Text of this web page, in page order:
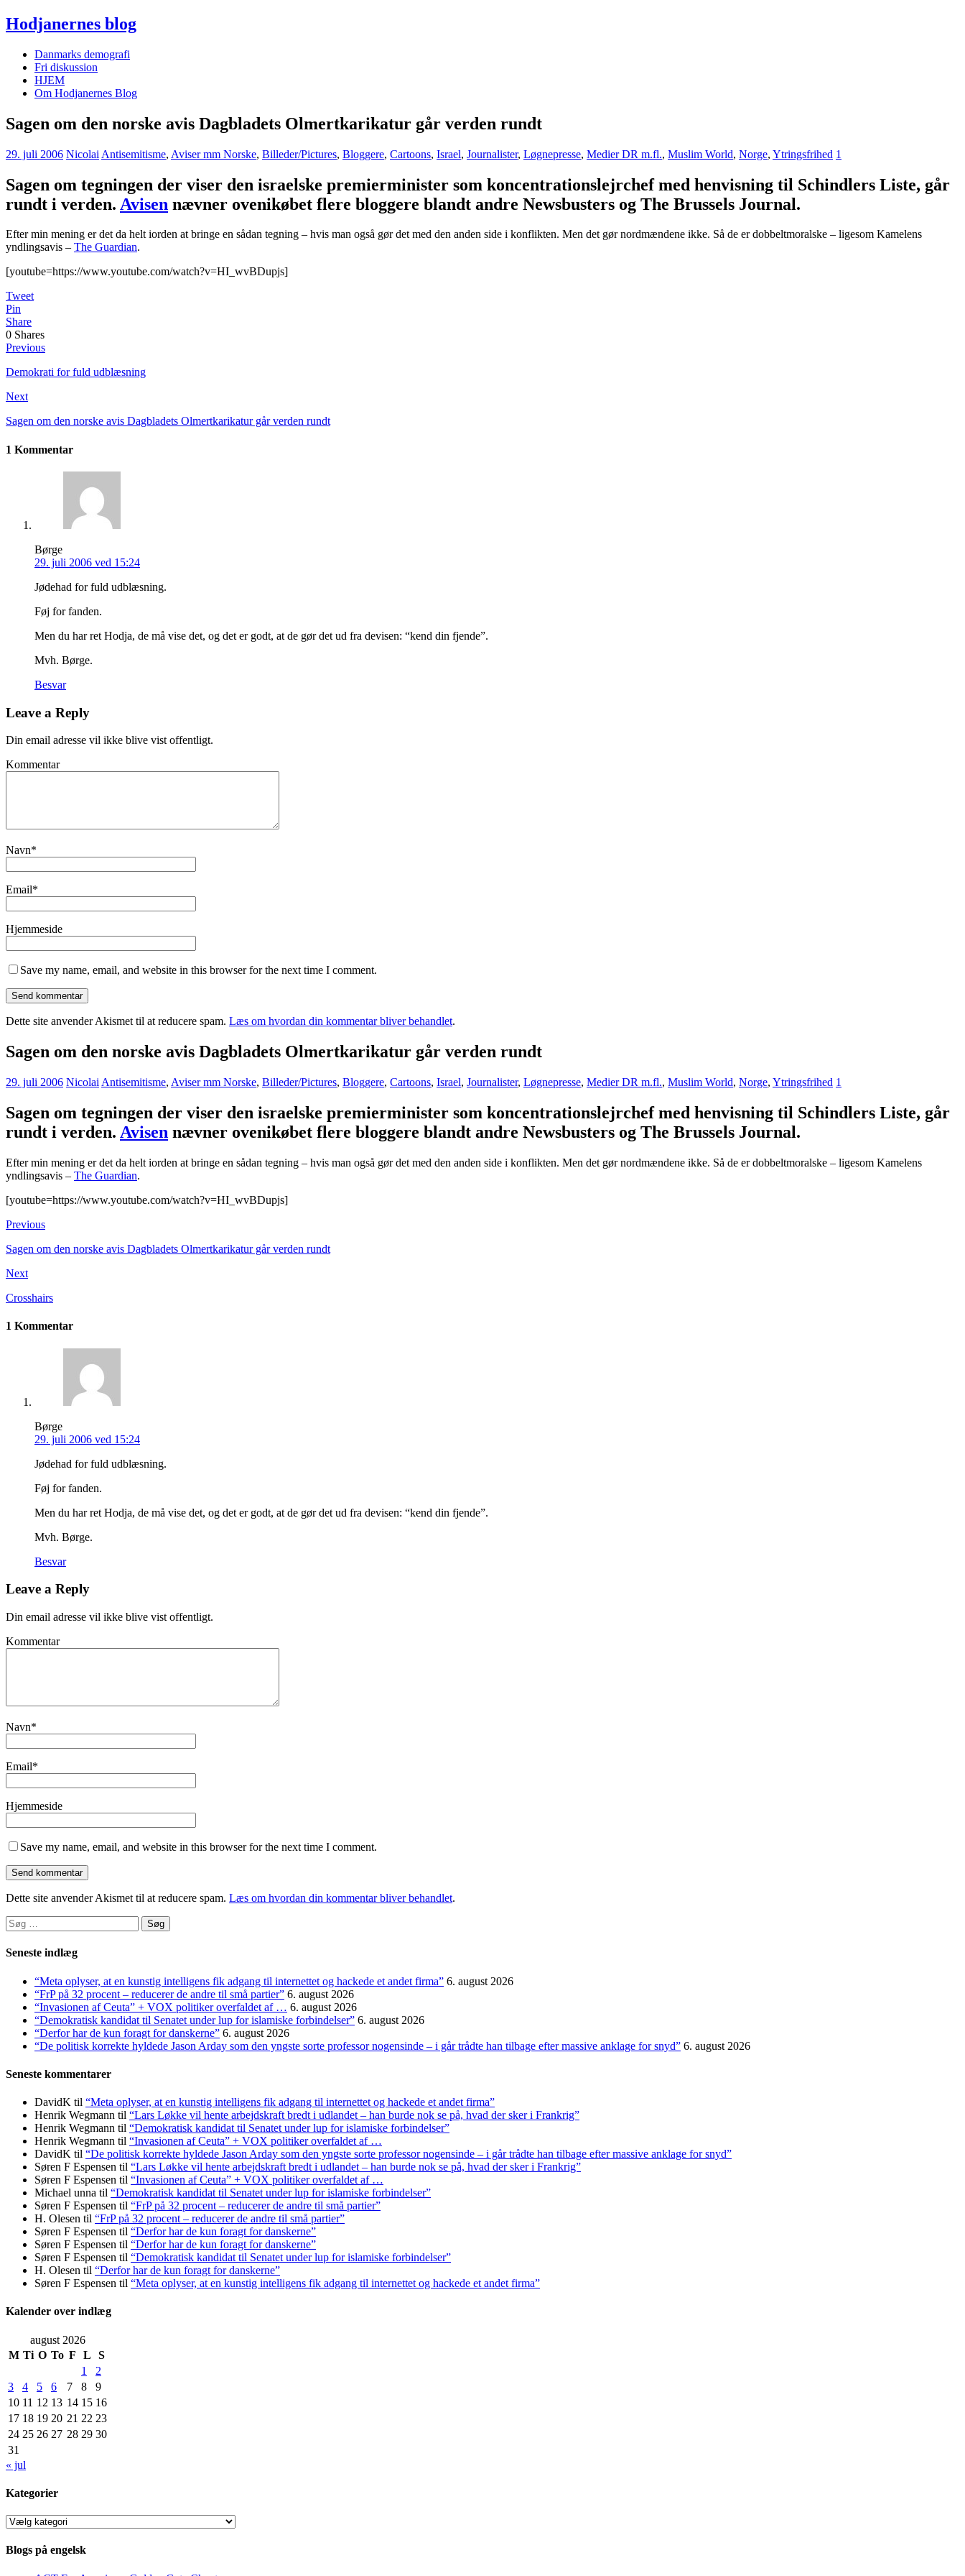
Hodjanernes blog
Danmarks demografi
Fri diskussion
HJEM
Om Hodjanernes Blog
Sagen om den norske avis Dagbladets Olmertkarikatur går verden rundt
29. juli 2006 Nicolai Antisemitisme, Aviser mm Norske, Billeder/Pictures, Bloggere, Cartoons, Israel, Journalister, Løgnepresse, Medier DR m.fl., Muslim World, Norge, Ytringsfrihed 1
Sagen om tegningen der viser den israelske premierminister som koncentrationslejrchef med henvisning til Schindlers Liste, går
rundt i verden. Avisen nævner ovenikøbet flere bloggere blandt andre Newsbusters og The Brussels Journal.
Efter min mening er det da helt iorden at bringe en sådan tegning – hvis man også gør det med den anden side i konflikten. Men det gør nordmændene ikke. Så de er dobbeltmoralske – ligesom Kamelens
yndlingsavis – The Guardian.
[youtube=https://www.youtube.com/watch?v=HI_wvBDupjs]
Tweet
Pin
Share
0 Shares
Previous
Demokrati for fuld udblæsning
Next
Sagen om den norske avis Dagbladets Olmertkarikatur går verden rundt
1 Kommentar
Børge
29. juli 2006 ved 15:24
Jødehad for fuld udblæsning.
Føj for fanden.
Men du har ret Hodja, de må vise det, og det er godt, at de gør det ud fra devisen: “kend din fjende”.
Mvh. Børge.
Besvar
Leave a Reply
Din email adresse vil ikke blive vist offentligt.
Kommentar
Navn*
Email*
Hjemmeside
Save my name, email, and website in this browser for the next time I comment.
Dette site anvender Akismet til at reducere spam. Læs om hvordan din kommentar bliver behandlet.
Sagen om den norske avis Dagbladets Olmertkarikatur går verden rundt
29. juli 2006 Nicolai Antisemitisme, Aviser mm Norske, Billeder/Pictures, Bloggere, Cartoons, Israel, Journalister, Løgnepresse, Medier DR m.fl., Muslim World, Norge, Ytringsfrihed 1
Sagen om tegningen der viser den israelske premierminister som koncentrationslejrchef med henvisning til Schindlers Liste, går
rundt i verden. Avisen nævner ovenikøbet flere bloggere blandt andre Newsbusters og The Brussels Journal.
Efter min mening er det da helt iorden at bringe en sådan tegning – hvis man også gør det med den anden side i konflikten. Men det gør nordmændene ikke. Så de er dobbeltmoralske – ligesom Kamelens
yndlingsavis – The Guardian.
[youtube=https://www.youtube.com/watch?v=HI_wvBDupjs]
Previous
Sagen om den norske avis Dagbladets Olmertkarikatur går verden rundt
Next
Crosshairs
1 Kommentar
Børge
29. juli 2006 ved 15:24
Jødehad for fuld udblæsning.
Føj for fanden.
Men du har ret Hodja, de må vise det, og det er godt, at de gør det ud fra devisen: “kend din fjende”.
Mvh. Børge.
Besvar
Leave a Reply
Din email adresse vil ikke blive vist offentligt.
Kommentar
Navn*
Email*
Hjemmeside
Save my name, email, and website in this browser for the next time I comment.
Dette site anvender Akismet til at reducere spam. Læs om hvordan din kommentar bliver behandlet.
Søg
efter:
Seneste indlæg
“Meta oplyser, at en kunstig intelligens fik adgang til internettet og hackede et andet firma” 6. august 2026
“FrP på 32 procent – reducerer de andre til små partier” 6. august 2026
“Invasionen af Ceuta” + VOX politiker overfaldet af … 6. august 2026
“Demokratisk kandidat til Senatet under lup for islamiske forbindelser” 6. august 2026
“Derfor har de kun foragt for danskerne” 6. august 2026
“De politisk korrekte hyldede Jason Arday som den yngste sorte professor nogensinde – i går trådte han tilbage efter massive anklage for snyd” 6. august 2026
Seneste kommentarer
DavidK til “Meta oplyser, at en kunstig intelligens fik adgang til internettet og hackede et andet firma”
Henrik Wegmann til “Lars Løkke vil hente arbejdskraft bredt i udlandet – han burde nok se på, hvad der sker i Frankrig”
Henrik Wegmann til “Demokratisk kandidat til Senatet under lup for islamiske forbindelser”
Henrik Wegmann til “Invasionen af Ceuta” + VOX politiker overfaldet af …
DavidK til “De politisk korrekte hyldede Jason Arday som den yngste sorte professor nogensinde – i går trådte han tilbage efter massive anklage for snyd”
Søren F Espensen til “Lars Løkke vil hente arbejdskraft bredt i udlandet – han burde nok se på, hvad der sker i Frankrig”
Søren F Espensen til “Invasionen af Ceuta” + VOX politiker overfaldet af …
Michael unna til “Demokratisk kandidat til Senatet under lup for islamiske forbindelser”
Søren F Espensen til “FrP på 32 procent – reducerer de andre til små partier”
H. Olesen til “FrP på 32 procent – reducerer de andre til små partier”
Søren F Espensen til “Derfor har de kun foragt for danskerne”
Søren F Espensen til “Derfor har de kun foragt for danskerne”
Søren F Espensen til “Demokratisk kandidat til Senatet under lup for islamiske forbindelser”
H. Olesen til “Derfor har de kun foragt for danskerne”
Søren F Espensen til “Meta oplyser, at en kunstig intelligens fik adgang til internettet og hackede et andet firma”
Kalender over indlæg
august 2026
M Ti O To F L
S
1
2
3
4 5 6 7 8
9
10 11 12 13 14 15 16
17 18 19 20 21 22 23
24 25 26 27 28 29 30
31
« jul
Kategorier
Kategorier
Blogs på engelsk